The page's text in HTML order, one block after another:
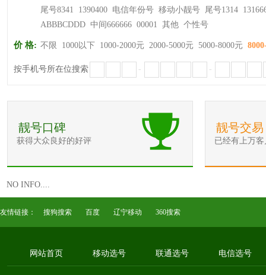
尾号8341
1390400 电信年份号 移动小靓号 尾号1314
ABBBCDDD 中间666666 00001 其他 个性号
价 格: 不限 1000以下 1000-2000元 2000-5000元 5000-8000元
按手机号所在位搜索 - -
靓号口碑
获得大众良好的好评
靓号交易
已经有上万
NO INFO....
友情链接： 搜狗搜索 百度 辽宁移动 360搜索
网站首页 移动选号 联通选号 电信选号